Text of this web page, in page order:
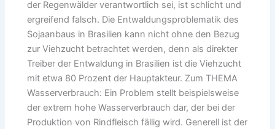
der Regenwälder verantwortlich sei, ist schlicht und
ergreifend falsch. Die Entwaldungsproblematik des
Sojaanbaus in Brasilien kann nicht ohne den Bezug
zur Viehzucht betrachtet werden, denn als direkter
Treiber der Entwaldung in Brasilien ist die Viehzucht
mit etwa 80 Prozent der Hauptakteur. Zum THEMA
Wasserverbrauch: Ein Problem stellt beispielsweise
der extrem hohe Wasserverbrauch dar, der bei der
Produktion von Rindfleisch fällig wird. Generell ist der